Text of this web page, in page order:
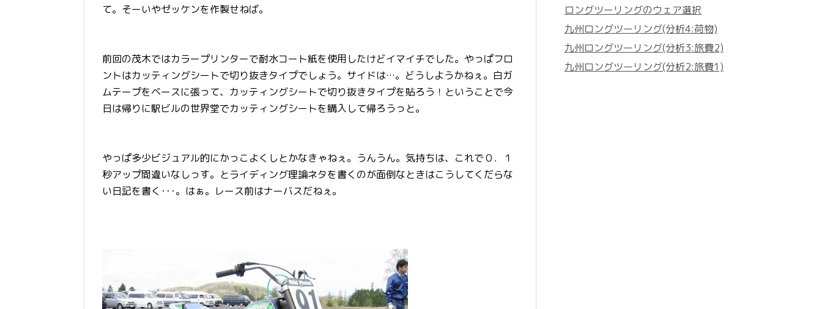
て。そーいやゼッケンを作製せねば。
前回の茂木ではカラープリンターで耐水コート紙を使用したけどイマイチでした。やっぱフロ
ントはカッティングシートで切り抜きタイプでしょう。サイドは…。どうしようかねぇ。白ガ
ムテープをベースに張って、カッティングシートで切り抜きタイプを貼ろう！ということで今
日は帰りに駅ビルの世界堂でカッティングシートを購入して帰ろうっと。
やっぱ多少ビジュアル的にかっこよくしとかなきゃねぇ。うんうん。気持ちは、これで０．１
秒アップ間違いなしっす。とライディング理論ネタを書くのが面倒なときはこうしてくだらな
い日記を書く･･･。はぁ。レース前はナーバスだねぇ。
ロングツーリングのウェア選択
九州ロングツーリング(分析4:荷物)
九州ロングツーリング(分析3:旅費2)
九州ロングツーリング(分析2:旅費1)